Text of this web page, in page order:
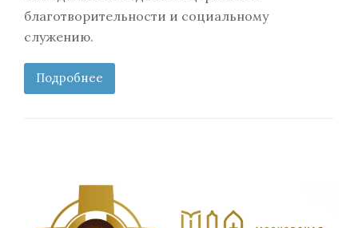
благотворительности и социальному
служению.
Подробнее